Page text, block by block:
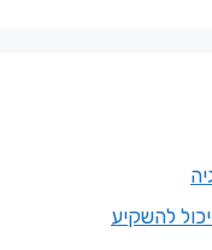
להשקיע